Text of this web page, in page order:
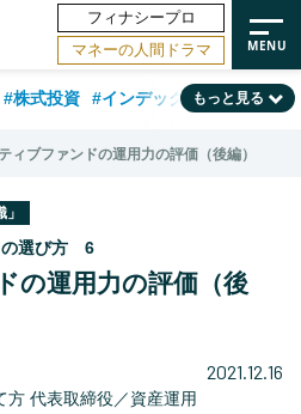
フィナシープロ
マネーの人間ドラマ
#株式投資 #インデックスファンド
#新NISA #ランキング #トレンド
事情 #積立投資
イング #データ・調査 #国内株式型
もっと見る
ィブファンドの運用力の評価（後編）
の選び方 6
の運用力の評価（後
方 代表取締役／資産運用
2021.12.16